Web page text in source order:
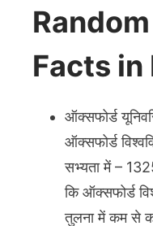
Facts in
ऑक्सफोर्ड
ऑक्सफोर्ड
सभ्यता में –
कि ऑक्सफोर्ड
तुलना में कम से